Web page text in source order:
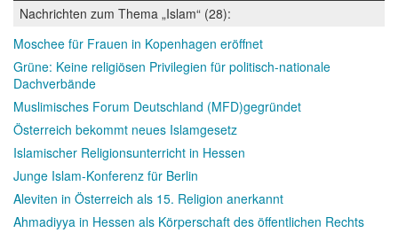
Nachrichten zum Thema „Islam“ (28):
Moschee für Frauen in Kopenhagen eröffnet
Grüne: Keine religiösen Privilegien für politisch-nationale
Dachverbände
Muslimisches Forum Deutschland (MFD)gegründet
Österreich bekommt neues Islamgesetz
Islamischer Religionsunterricht in Hessen
Junge Islam-Konferenz für Berlin
Aleviten in Österreich als 15. Religion anerkannt
Ahmadiyya in Hessen als Körperschaft des öffentlichen Rechts